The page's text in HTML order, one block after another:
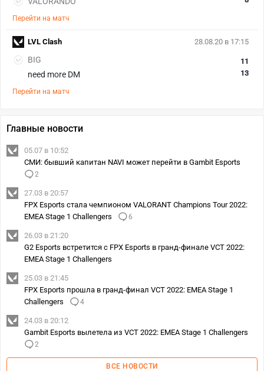
Перейти на матч
28.08.20 в 17:15
BIG
need more DM
11
13
Перейти на матч
LVL Clash
Главные новости
05.07 в 10:52
СМИ: бывший капитан NAVI может перейти в Gambit Esports
2
27.03 в 20:57
FPX Esports стала чемпионом VALORANT Champions Tour 2022:
EMEA Stage 1 Challengers
6
26.03 в 21:20
G2 Esports встретится с FPX Esports в гранд-финале VCT 2022:
EMEA Stage 1 Challengers
25.03 в 21:45
FPX Esports прошла в гранд-финал VCT 2022: EMEA Stage 1
Challengers
4
24.03 в 20:12
Gambit Esports вылетела из VCT 2022: EMEA Stage 1 Challengers
2
ВСЕ НОВОСТИ